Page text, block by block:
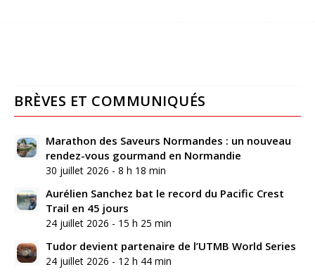
BRÈVES ET COMMUNIQUÉS
Marathon des Saveurs Normandes : un nouveau
rendez-vous gourmand en Normandie
30 juillet 2026 - 8 h 18 min
Aurélien Sanchez bat le record du Pacific Crest
Trail en 45 jours
24 juillet 2026 - 15 h 25 min
Tudor devient partenaire de l’UTMB World Series
24 juillet 2026 - 12 h 44 min